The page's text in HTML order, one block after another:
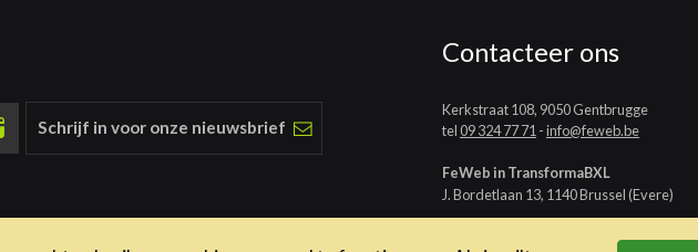
Schrijf in voor onze nieuwsbrief
Contacteer ons
Kerkstraat 108, 9050 Gentbrugge
tel09 324 77 71 -info@feweb.be
FeWeb in TransformaBXL
J. Bordetlaan 13, 1140 Brussel (Evere)